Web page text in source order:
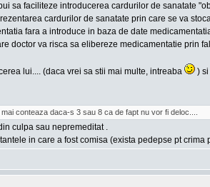
sa faciliteze introducerea cardurilor de sanatate
cardurilor de sanatate prin care se va
fara a introduce in baza de date
doctor va risca sa elibereze medicamentatie
lui.... (daca vrei sa stii mai multe, intreaba
)
conteaza daca-s 3 sau 8 ca de fapt nu vor fi deloc....
culpa sau nepremeditat .
in care a fost comisa (exista pedepse pt